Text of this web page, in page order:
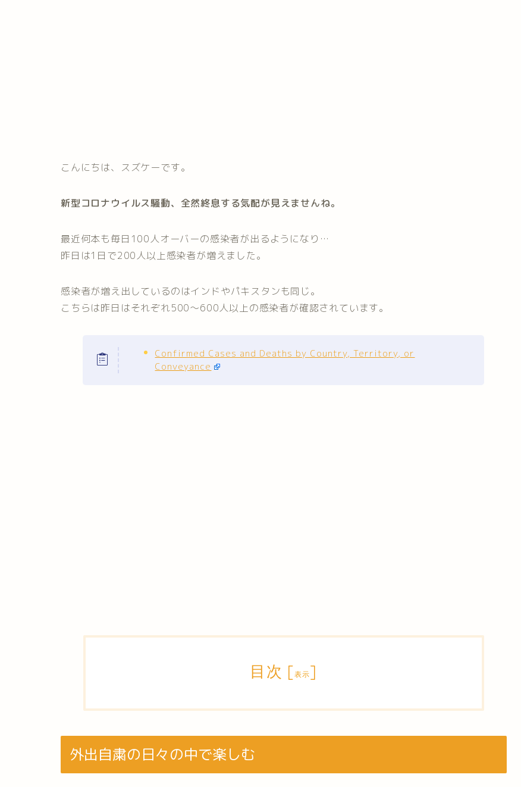
こんにちは、スズケーです。
新型コロナウイルス騒動、全然終息する気配が見えませんね。
最近何本も毎日100人オーバーの感染者が出るようになり…
昨日は1日で200人以上感染者が増えました。
感染者が増え出しているのはインドやパキスタンも同じ。
こちらは昨日はそれぞれ500〜600人以上の感染者が確認されています。
Confirmed Cases and Deaths by Country, Territory, or
Conveyance
目次 [表示]
外出自粛の日々の中で楽しむ